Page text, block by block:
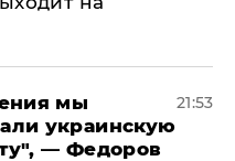
мы
украинскую
— Федоров
21:53